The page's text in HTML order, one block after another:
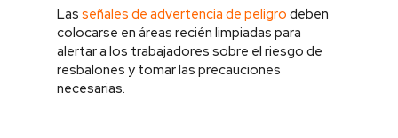
Las señales de advertencia de peligro deben
colocarse en áreas recién limpiadas para
alertar a los trabajadores sobre el riesgo de
resbalones y tomar las precauciones
necesarias.